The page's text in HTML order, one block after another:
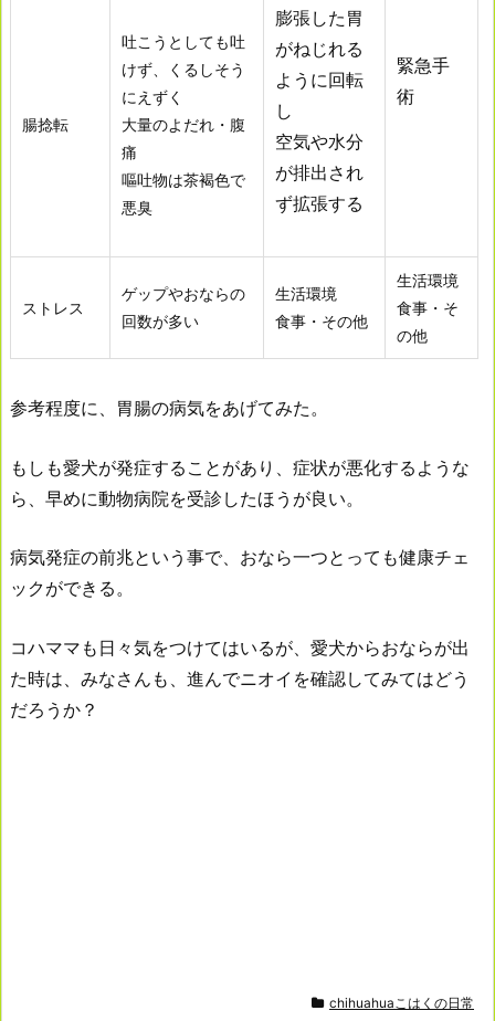
腸捻転
吐こうとしても吐
けず、くるしそう
にえずく
大量のよだれ・腹
痛
嘔吐物は茶褐色で
悪臭
膨張した胃
がねじれる
ように回転
し
空気や水分
が排出され
ず拡張する
緊急手
術
ストレス
ゲップやおならの
回数が多い
生活環境
食事・その他
生活環境
食事・そ
の他
参考程度に、胃腸の病気をあげてみた。
もしも愛犬が発症することがあり、症状が悪化するような
ら、早めに動物病院を受診したほうが良い。
病気発症の前兆という事で、おなら一つとっても健康チェ
ックができる。
コハママも日々気をつけてはいるが、愛犬からおならが出
た時は、みなさんも、進んでニオイを確認してみてはどう
だろうか？
chihuahuaこはくの日常